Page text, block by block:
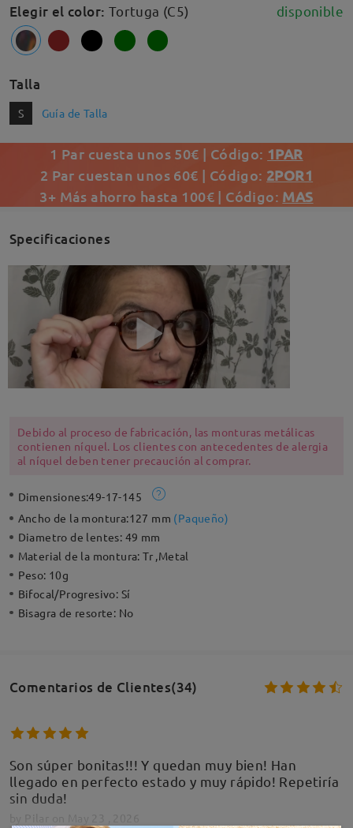
Elegir el color: Tortuga (C5) disponible
Talla
S Guía de Talla
1 Par cuesta unos 50€ | Código: 1PAR
2 Par cuestan unos 60€ | Código: 2POR1
3+ Más ahorro hasta 100€ | Código: MAS
Specificaciones
Debido al proceso de fabricación, las monturas metálicas
contienen níquel. Los clientes con antecedentes de alergia
al níquel deben tener precaución al comprar.
Dimensiones:49-17-145
Ancho de la montura:127 mm (Paqueño)
Diametro de lentes: 49 mm
Material de la montura:Tr ,Metal
Peso: 10g
Bifocal/Progresivo: Sí
Bisagra de resorte: No
Comentarios de Clientes(34)
Son súper bonitas!!! Y quedan muy bien! Han
llegado en perfecto estado y muy rápido! Repetiría
sin duda!